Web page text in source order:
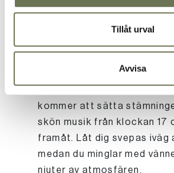
Tillåt urval
Avvisa
DJ som sätter tonen
kommer att sätta
skön musik från klockan 17
framåt. Låt dig svepas iväg
medan du minglar med
njuter av atmosfären.